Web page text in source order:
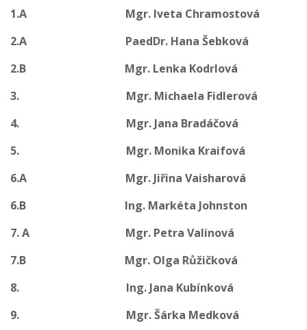
1.A
Mgr. Iveta Chramostová
2.A PaedDr. Hana Šebková
2.B Mgr. Lenka Kodrlová
3. Mgr. Michaela Fidlerová
4. Mgr. Jana Bradáčová
5.
Mgr. Monika Kraifová
6.A Mgr. Jiřina Vaisharová
6.B Ing. Markéta Johnston
7.A Mgr. Petra Valinová
7.B Mgr. Olga Růžičková
8. Ing. Jana Kubínková
9. Mgr. Šárka Medková